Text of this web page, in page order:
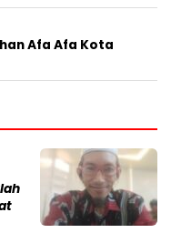
Afa Afa Kota